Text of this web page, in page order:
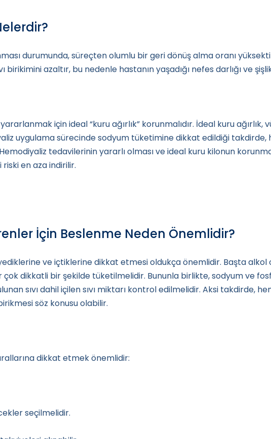
durumunda, süreçten olumlu bir geri dönüş alma oranı
birikimini azaltır, bu nedenle hastanın yaşadığı nefes darlığı ve
için ideal “kuru ağırlık” korunmalıdır. İdeal kuru ağırlık,
uygulama sürecinde sodyum tüketimine dikkat edildiği takdirde,
tedavilerinin yararlı olması ve ideal kuru kilonun
riski en aza indirilir.
İçin Beslenme Neden Önemlidir?
ve içtiklerine dikkat etmesi oldukça önemlidir. Başta alkol
çok dikkatli bir şekilde tüketilmelidir. Bununla birlikte, sodyum ve
sıvı dahil içilen sıvı miktarı kontrol edilmelidir. Aksi takdirde,
söz konusu olabilir.
dikkat etmek önemlidir:
seçilmelidir.